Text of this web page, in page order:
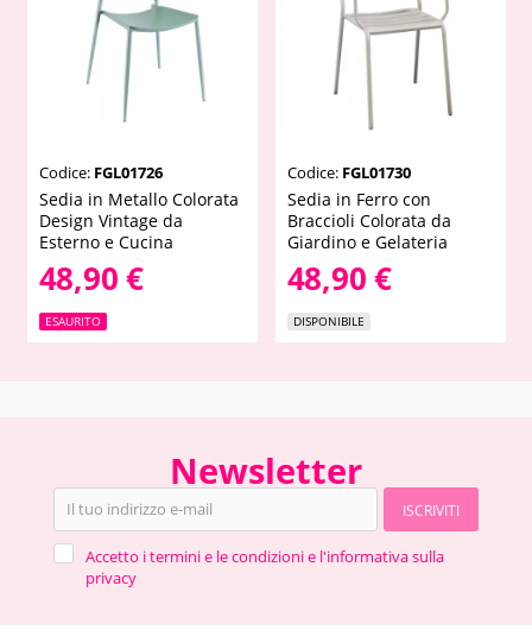
Codice: FGL01726
Sedia in Metallo Colorata
Design Vintage da
Esterno e Cucina
48,90 €
ESAURITO
Codice: FGL01730
Sedia in Ferro con
Braccioli Colorata da
Giardino e Gelateria
48,90 €
DISPONIBILE
Newsletter
ISCRIVITI
Accetto i termini e le condizioni e l'informativa sulla
privacy